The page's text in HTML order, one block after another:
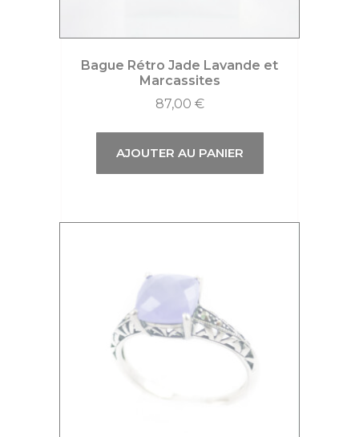
Bague Rétro Jade Lavande et
Marcassites
87,00 €
AJOUTER AU PANIER